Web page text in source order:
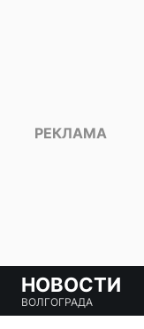
НОВОСТИ
ВОЛГОГРАДА